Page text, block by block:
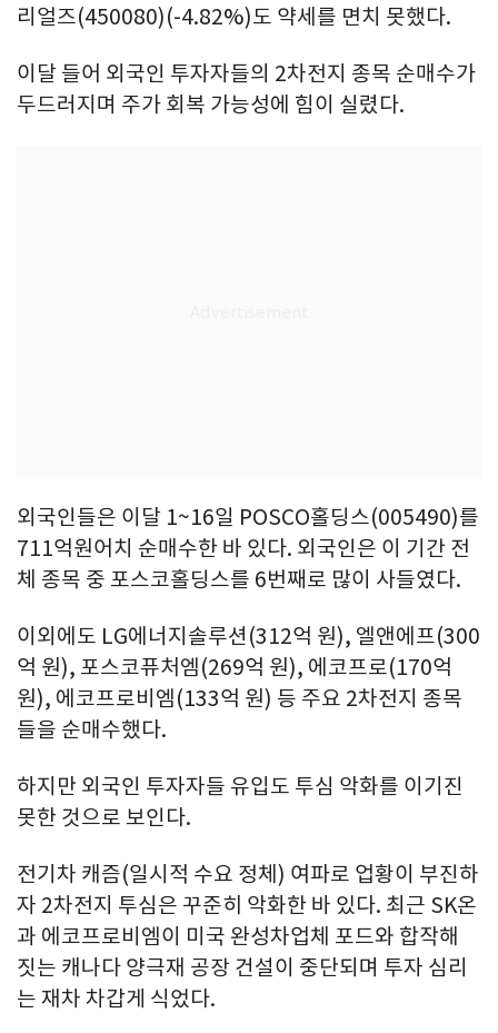
리얼즈(450080)(-4.82%)도 약세를 면치 못했다.
이달 들어 외국인 투자자들의 2차전지 종목 순매수가
두드러지며 주가 회복 가능성에 힘이 실렸다.
외국인들은 이달 1~16일 POSCO홀딩스(005490)를
711억원어치 순매수한 바 있다. 외국인은 이 기간 전
체 종목 중 포스코홀딩스를 6번째로 많이 사들였다.
이외에도 LG에너지솔루션(312억 원), 엘앤에프(300
억 원), 포스코퓨처엠(269억 원), 에코프로(170억
원), 에코프로비엠(133억 원) 등 주요 2차전지 종목
들을 순매수했다.
하지만 외국인 투자자들 유입도 투심 악화를 이기진
못한 것으로 보인다.
전기차 캐즘(일시적 수요 정체) 여파로 업황이 부진하
자 2차전지 투심은 꾸준히 악화한 바 있다. 최근 SK온
과 에코프로비엠이 미국 완성차업체 포드와 합작해
짓는 캐나다 양극재 공장 건설이 중단되며 투자 심리
는 재차 차갑게 식었다.